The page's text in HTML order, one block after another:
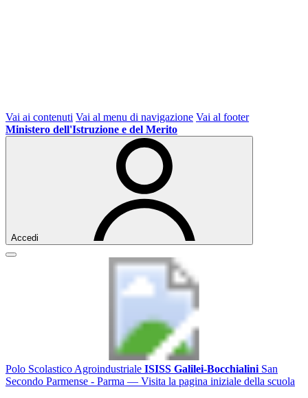
Vai ai contenuti Vai al menu di navigazione Vai al footer
Ministero dell'Istruzione e del Merito
Accedi
Polo Scolastico Agroindustriale ISISS Galilei-Bocchialini San
Secondo Parmense - Parma — Visita la pagina iniziale della scuola